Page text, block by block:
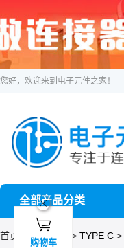
您好，欢迎来到电子元件之家！
全部产品分类
首页 > 分类目录 > TYPE C >
ဆ

购物车